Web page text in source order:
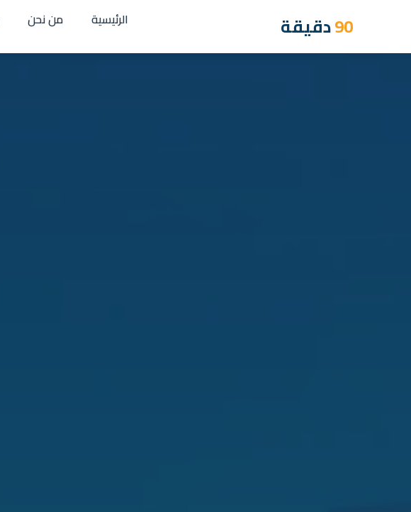
90دقيقة الرئيسية من نحن